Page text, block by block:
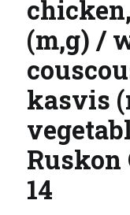
(m,g) /
kasvis
Ruskon
14